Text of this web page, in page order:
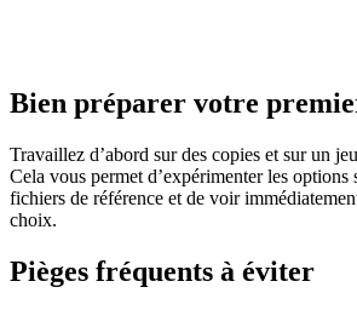
Bien préparer votre
Travaillez d’abord sur des copies et sur un
Cela vous permet d’expérimenter les options
fichiers de référence et de voir
choix.
Pièges fréquents à éviter